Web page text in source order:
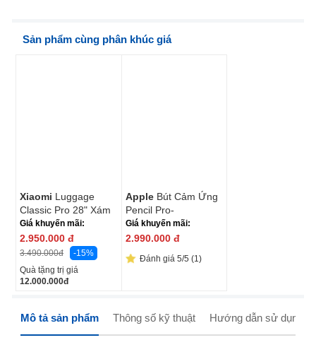
Sản phẩm cùng phân khúc giá
Xiaomi Luggage
Classic Pro 28" Xám
Giá khuyến mãi:
2.950.000 đ
3.490.000đ
-15%
Quà tặng trị giá
12.000.000đ
Apple Bút Cảm Ứng
Pencil Pro-
ITP_MX2D3ZP/A
Giá khuyến mãi:
2.990.000 đ
Đánh giá 5/5 (1)
Mô tả sản phẩm Thông số kỹ thuật Hướng dẫn sử dụng